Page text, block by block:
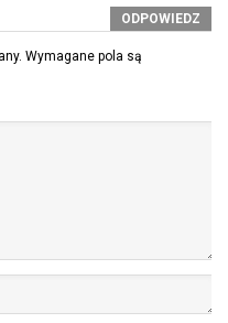
ODPOWIEDZ
Wymagane pola są